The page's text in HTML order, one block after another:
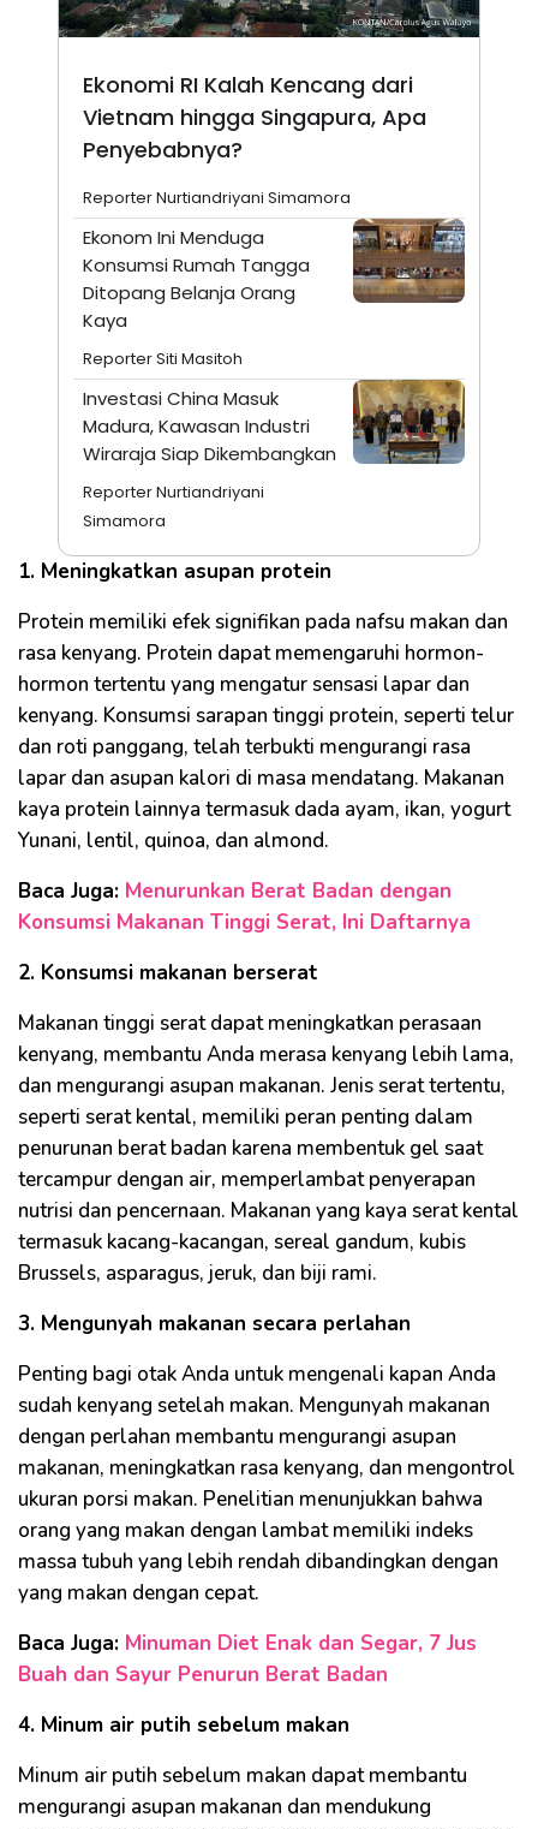
Ekonomi RI Kalah Kencang dari
Vietnam hingga Singapura, Apa
Penyebabnya?
Reporter Nurtiandriyani Simamora
Ekonom Ini Menduga
Konsumsi Rumah Tangga
Ditopang Belanja Orang
Kaya
Reporter Siti Masitoh
Investasi China Masuk
Madura, Kawasan Industri
Wiraraja Siap Dikembangkan
Reporter Nurtiandriyani
Simamora
1. Meningkatkan asupan protein
Protein memiliki efek signifikan pada nafsu makan dan
rasa kenyang. Protein dapat memengaruhi hormon-
hormon tertentu yang mengatur sensasi lapar dan
kenyang. Konsumsi sarapan tinggi protein, seperti telur
dan roti panggang, telah terbukti mengurangi rasa
lapar dan asupan kalori di masa mendatang. Makanan
kaya protein lainnya termasuk dada ayam, ikan, yogurt
Yunani, lentil, quinoa, dan almond.
Baca Juga: Menurunkan Berat Badan dengan
Konsumsi Makanan Tinggi Serat, Ini Daftarnya
2. Konsumsi makanan berserat
Makanan tinggi serat dapat meningkatkan perasaan
kenyang, membantu Anda merasa kenyang lebih lama,
dan mengurangi asupan makanan. Jenis serat tertentu,
seperti serat kental, memiliki peran penting dalam
penurunan berat badan karena membentuk gel saat
tercampur dengan air, memperlambat penyerapan
nutrisi dan pencernaan. Makanan yang kaya serat kental
termasuk kacang-kacangan, sereal gandum, kubis
Brussels, asparagus, jeruk, dan biji rami.
3. Mengunyah makanan secara perlahan
Penting bagi otak Anda untuk mengenali kapan Anda
sudah kenyang setelah makan. Mengunyah makanan
dengan perlahan membantu mengurangi asupan
makanan, meningkatkan rasa kenyang, dan mengontrol
ukuran porsi makan. Penelitian menunjukkan bahwa
orang yang makan dengan lambat memiliki indeks
massa tubuh yang lebih rendah dibandingkan dengan
yang makan dengan cepat.
Baca Juga: Minuman Diet Enak dan Segar, 7 Jus
Buah dan Sayur Penurun Berat Badan
4. Minum air putih sebelum makan
Minum air putih sebelum makan dapat membantu
mengurangi asupan makanan dan mendukung